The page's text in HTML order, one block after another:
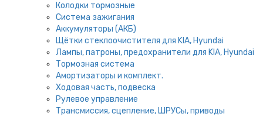
Колодки тормозные
Система зажигания
Аккумуляторы (АКБ)
Щётки стеклоочистителя для KIA, Hyundai
Лампы, патроны, предохранители для KIA, Hyundai
Тормозная система
Амортизаторы и комплект.
Ходовая часть, подвеска
Рулевое управление
Трансмиссия, сцепление, ШРУСы, приводы